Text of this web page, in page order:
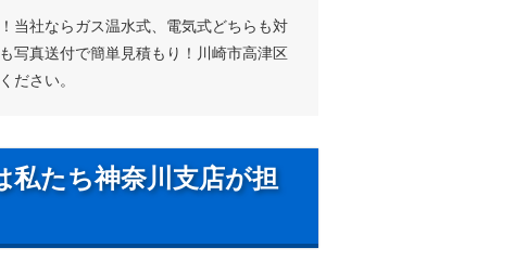
当社ならガス温水式、電気式どちらも対
写真送付で簡単見積もり！川崎市高津区
ださい。
私たち神奈川支店が担